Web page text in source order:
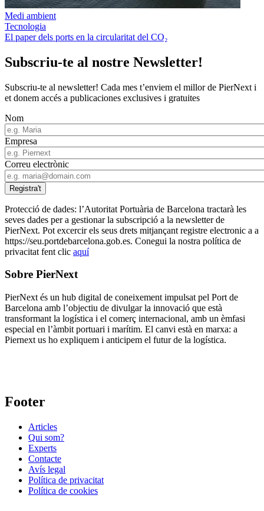
Medi ambient
Tecnologia
El paper dels ports en la circularitat del CO₂
Subscriu-te al nostre Newsletter!
Subscriu-te al newsletter! Cada mes t’enviem el millor de PierNext i
et donem accés a publicaciones exclusives i gratuites
Nom
Empresa
Correu electrònic
Protecció de dades: l’Autoritat Portuària de Barcelona tractarà les
seves dades per a gestionar la subscripció a la newsletter de
PierNext. Pot excercir els seus drets mitjançant registre electronic a a
https://seu.portdebarcelona.gob.es. Conegui la nostra política de
privacitat fent clic aquí
Sobre PierNext
PierNext és un hub digital de coneixement impulsat pel Port de
Barcelona amb l’objectiu de divulgar la innovació que està
transformant la logística i el comerç internacional, amb un èmfasi
especial en l’àmbit portuari i marítim. El canvi està en marxa: a
Piernext us ho expliquem i anticipem el futur de la logística.
Footer
Articles
Qui som?
Experts
Contacte
Avís legal
Política de privacitat
Política de cookies